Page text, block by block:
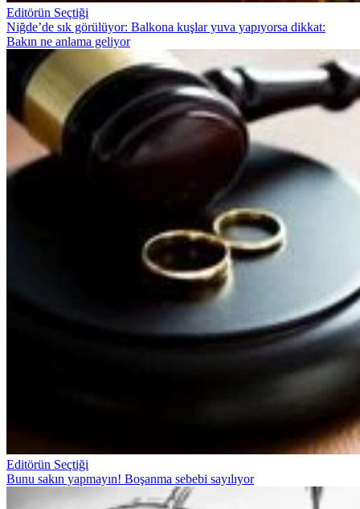
Editörün Seçtiği
Niğde’de sık görülüyor: Balkona kuşlar yuva yapıyorsa dikkat:
Bakın ne anlama geliyor
Editörün Seçtiği
Bunu sakın yapmayın! Boşanma sebebi sayılıyor